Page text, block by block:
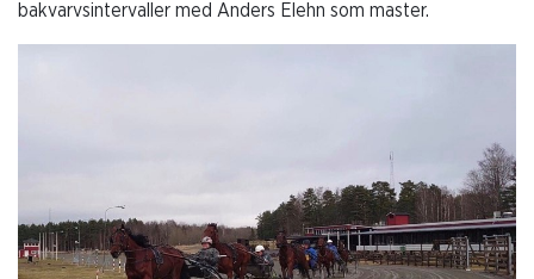
bakvarvsintervaller med Anders Elehn som master.